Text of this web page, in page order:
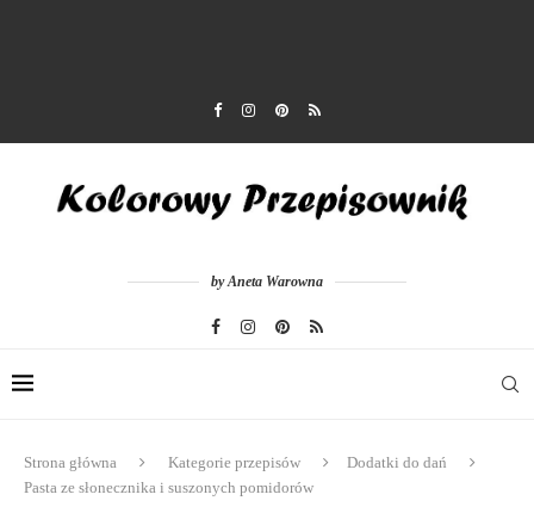
by Aneta Warowna
Strona główna Kategorie przepisów
Dodatki do dań
Pasta ze słonecznika i suszonych pomidorów